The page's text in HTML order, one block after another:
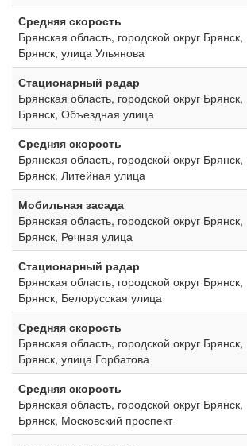
Средняя скорость
Брянская область, городской округ Брянск,
Брянск, улица Ульянова
Стационарный радар
Брянская область, городской округ Брянск,
Брянск, Объездная улица
Средняя скорость
Брянская область, городской округ Брянск,
Брянск, Литейная улица
Мобильная засада
Брянская область, городской округ Брянск,
Брянск, Речная улица
Стационарный радар
Брянская область, городской округ Брянск,
Брянск, Белорусская улица
Средняя скорость
Брянская область, городской округ Брянск,
Брянск, улица Горбатова
Средняя скорость
Брянская область, городской округ Брянск,
Брянск, Московский проспект